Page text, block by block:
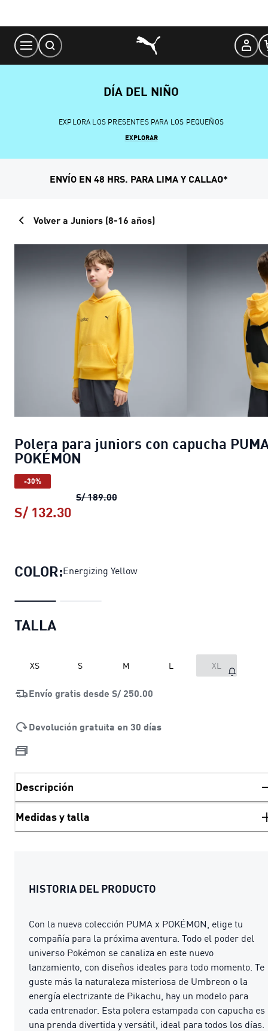
Content
DÍA DEL NIÑO
EXPLORA LOS PRESENTES PARA LOS PEQUEÑOS
EXPLORAR
ENVÍO EN 48 HRS. PARA LIMA Y CALLAO*
Volver a Juniors (8-16 años)
Polera para juniors con capucha
POKÉMON
-30%
S/ 189.00Polera para juniors con capucha
S/ 132.30
COLOR:Energizing Yellow
TALLA
XS S M L XL
Envío gratis desde S/ 250.00
Devolución gratuita en 30 días
Descripción
Medidas y talla
HISTORIA DEL PRODUCTO
Con la nueva colección PUMA x POKÉMON, elige tu
compañía para la próxima aventura. Todo el poder del
universo Pokémon se canaliza en este nuevo
lanzamiento, con diseños ideales para todo momento. Te
guste más la naturaleza misteriosa de Umbreon o la
energía electrizante de Pikachu, hay un modelo para
cada entrenador. Esta polera estampada con capucha es
una prenda divertida y versátil, ideal para todos los días.